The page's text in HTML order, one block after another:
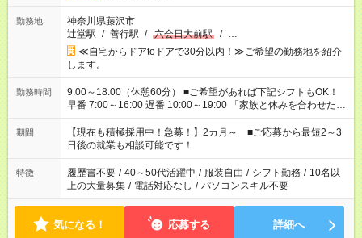
勤務地
神奈川県藤沢市
辻堂駅 / 善行駅 / 六会日大前駅 / …
≪自宅からドアtoドアで30分以内！≫ご希望の勤務地を紹介
します。
勤務時間
9:00～18:00（休憩60分） ■ご希望があれば下記シフトもOK！
早番 7:00～16:00 遅番 10:00～19:00 「家族と休みを合わせた
い」 「余裕を持って夕飯の準備がしたい」 「できれば残業はし
たくない」 など、ご希望を教えてくださいね。 ※Wワーク希望
の方へ 今ご覧のお仕事で希望する勤務時間と、もう1つのお仕事
の勤務時間。 合計で週40時間を超える場合は応募できません。
期間
【現在も積極採用中！急募！】2カ月～ ■ご応募から最短2～3
日後の就業も相談可能です！
特徴 履歴書不要 / 40～50代活躍中 / 服装自由 / シフト勤務 / 10名以
上の大量募集 / 電話対応なし / パソコンスキル不要
気になる！ 応募する 詳細へ